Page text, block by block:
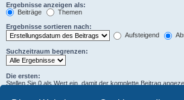
Ergebnisse anzeigen als:
Beiträge
Themen
Ergebnisse sortieren nach:
Aufsteigend
Suchzeitraum begrenzen:
Die ersten:
Stellen Sie 0 als Wert ein, damit der komplette Beitrag